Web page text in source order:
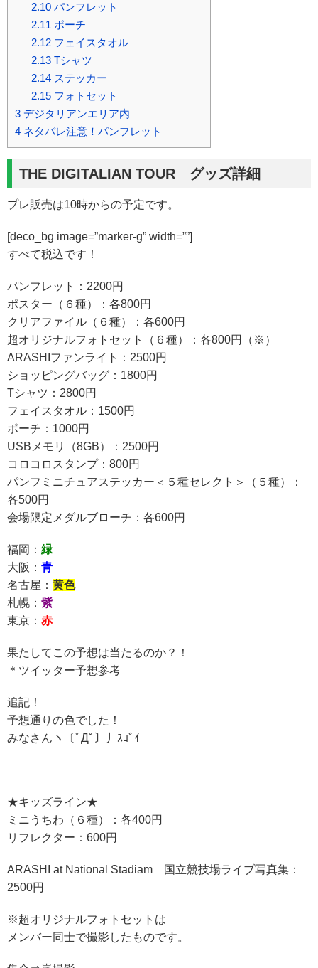
2.10パンフレット
2.11 ポーチ
2.12フェイスタオル
2.13Tシャツ
2.14ステッカー
2.15フォトセット
3 デジタリアンエリア内
4 ネタバレ注意！パンフレット
THE DIGITALIAN TOUR グッズ詳細
プレ販売は10時からの予定です。
[deco_bg image=”marker-g” width=””]
すべて税込です！
パンフレット：2200円
ポスター（６種）：各800円
クリアファイル（６種）：各600円
超オリジナルフォトセット（６種）：各800円（※）
ARASHIファンライト：2500円
ショッピングバッグ：1800円
Tシャツ：2800円
フェイスタオル：1500円
ポーチ：1000円
USBメモリ（8GB）：2500円
コロコロスタンプ：800円
パンフミニチュアステッカー＜５種セレクト＞（５種）：
各500円
会場限定メダルブローチ：各600円
福岡： 緑
大阪： 青
名古屋： 黄色
札幌： 紫
東京： 赤
果たしてこの予想は当たるのか？！
＊ツイッター予想参考
追記！
予想通りの色でした！
みなさんヽ〔ﾟДﾟ〕丿ｽｺﾞｲ
★キッズライン★
ミニうちわ（６種）：各400円
リフレクター：600円
ARASHI at National Stadiam 国立競技場ライブ写真集：
2500円
※超オリジナルフォトセットは
メンバー同士で撮影したものです。